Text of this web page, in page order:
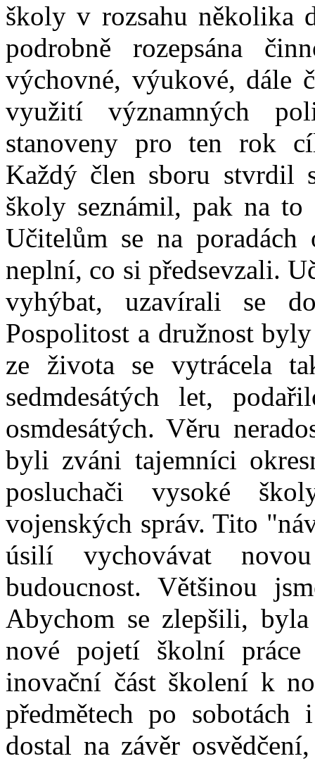
školy v rozsahu několika
podrobně rozepsána
výchovné, výukové, dále
využití významných
stanoveny pro ten rok
Každý člen sboru stvrdil
školy seznámil, pak na
Učitelům se na
neplní, co si předsevzali.
vyhýbat, uzavírali se
Pospolitost a družnost
ze života se vytrácela
sedmdesátých let,
osmdesátých. Věru
byli zváni tajemníci
posluchači vysoké
vojenských správ. Tito
úsilí vychovávat
budoucnost. Většinou
Abychom se zlepšili,
nové pojetí školní práce
inovační část školení k
předmětech po
dostal na závěr